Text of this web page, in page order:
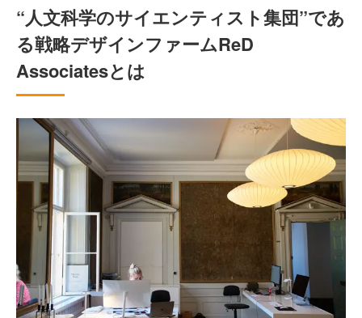
“人文科学のサイエンティスト集団”であ
る戦略デザインファームReD
Associatesとは